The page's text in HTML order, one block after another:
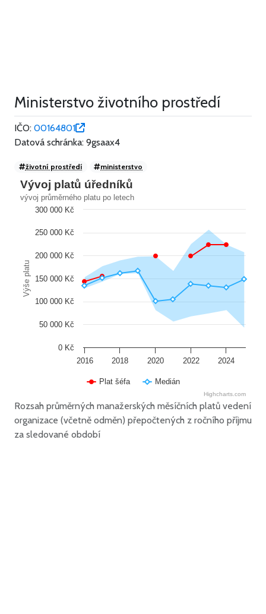
Ministerstvo životního prostředí
IČO: 00164801
Datová schránka: 9gsaax4
životní prostředí ministerstvo
Výše platu
Vývoj platů úředníků
vývoj průměrného platu po letech
Plat šéfa Medián
2016 2018 2020 2022 2024
0 Kč
50 000 Kč
100 000 Kč
150 000 Kč
200 000 Kč
250 000 Kč
300 000 Kč
Highcharts.com
Rozsah průměrných manažerských měsíčních platů vedení
organizace (včetně odměn) přepočtených z ročního příjmu
za sledované období